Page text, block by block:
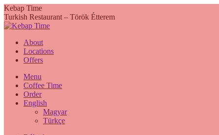
Skip
to
content
Kebap Time
Turkish Restaurant – Török Étterem
About
Locations
Offers
Menu
Coffee Time
Order
English
Magyar
Türkçe